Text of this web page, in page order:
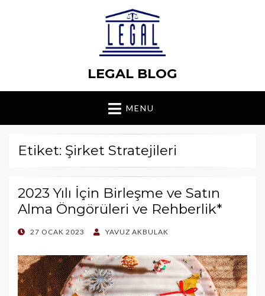
LEGAL BLOG
MENU
Etiket: Şirket Stratejileri
2023 Yılı İçin Birleşme ve Satın
Alma Öngörüleri ve Rehberlik*
POSTED
27 OCAK 2023 YAVUZ AKBULAK